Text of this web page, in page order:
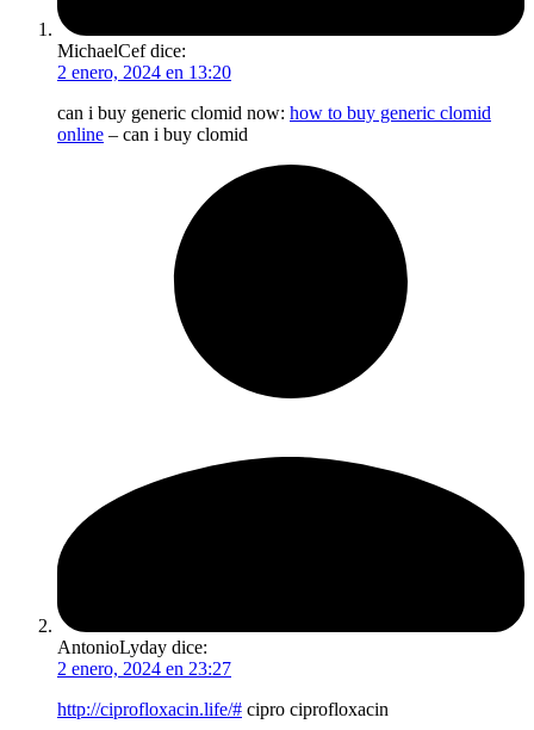
MichaelCef dice:
2 enero, 2024 en 13:20
can i buy generic clomid now: how to buy generic clomid
online – can i buy clomid
AntonioLyday dice:
2 enero, 2024 en 23:27
http://ciprofloxacin.life/# cipro ciprofloxacin